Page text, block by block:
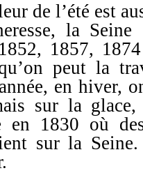
de l’été est
la
1857,
peut la
en hiver,
sur la
en 1830 où
sur la